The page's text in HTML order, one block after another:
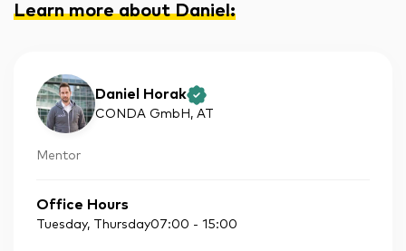
Learn more about Daniel:
Daniel Horak
CONDA GmbH , AT
Mentor
Office Hours
Tuesday, Thursday07:00 - 15:00